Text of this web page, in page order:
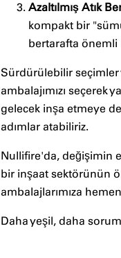
Azaltılmış Atık
kompakt bir
bertarafta önemli
Sürdürülebilir seçimler
ambalajımızı seçerek
gelecek inşa etmeye
adımlar atabiliriz.
Nullifire'da, değişimin
bir inşaat sektörünün
ambalajlarımıza
Daha yeşil, daha